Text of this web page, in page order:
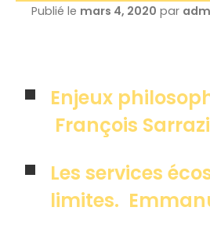
Publié le mars 4, 2020 par
Enjeux
François
Les services
limites.